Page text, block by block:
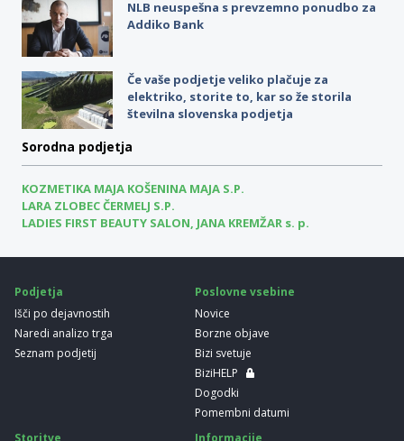
NLB neuspešna s prevzemno ponudbo za
Addiko Bank
Če vaše podjetje veliko plačuje za
elektriko, storite to, kar so že storila
številna slovenska podjetja
Sorodna podjetja
KOZMETIKA MAJA KOŠENINA MAJA S.P.
LARA ZLOBEC ČERMELJ S.P.
LADIES FIRST BEAUTY SALON, JANA KREMŽAR s. p.
Podjetja
Išči po dejavnostih
Naredi analizo trga
Seznam podjetij
Poslovne vsebine
Novice
Borzne objave
Bizi svetuje
BiziHELP
Dogodki
Pomembni datumi
Storitve
Informacije